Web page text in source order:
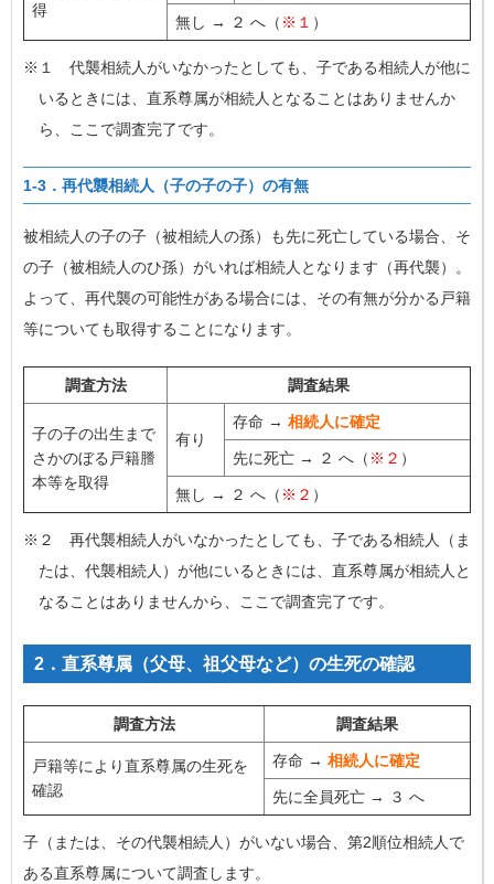
得
無し → ２ へ（ ※１ ）
※１ 代襲相続人がいなかったとしても、子である相続人が他に
いるときには、直系尊属が相続人となることはありませんか
ら、ここで調査完了です。
1-3．再代襲相続人（子の子の子）の有無
被相続人の子の子（被相続人の孫）も先に死亡している場合、そ
の子（被相続人のひ孫）がいれば相続人となります（再代襲）。
よって、再代襲の可能性がある場合には、その有無が分かる戸籍
等についても取得することになります。
調査方法 調査結果
子の子の出生まで
さかのぼる戸籍謄
本等を取得
有り
存命 → 相続人に確定
先に死亡 → ２ へ（ ※２ ）
無し → ２ へ（ ※２ ）
※２ 再代襲相続人がいなかったとしても、子である相続人（ま
たは、代襲相続人）が他にいるときには、直系尊属が相続人と
なることはありませんから、ここで調査完了です。
2．直系尊属（父母、祖父母など）の生死の確認
調査方法 調査結果
戸籍等により直系尊属の生死を
確認
存命 → 相続人に確定
先に全員死亡 → ３ へ
子（または、その代襲相続人）がいない場合、第2順位相続人で
ある直系尊属について調査します。